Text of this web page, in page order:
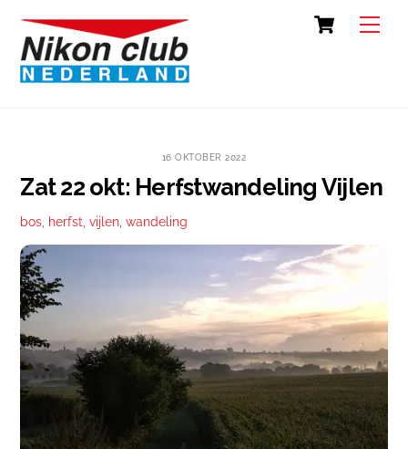
content
Cart
16 OKTOBER 2022
Zat 22 okt: Herfstwandeling Vijlen
bos herfst ,vijlen ,wandeling